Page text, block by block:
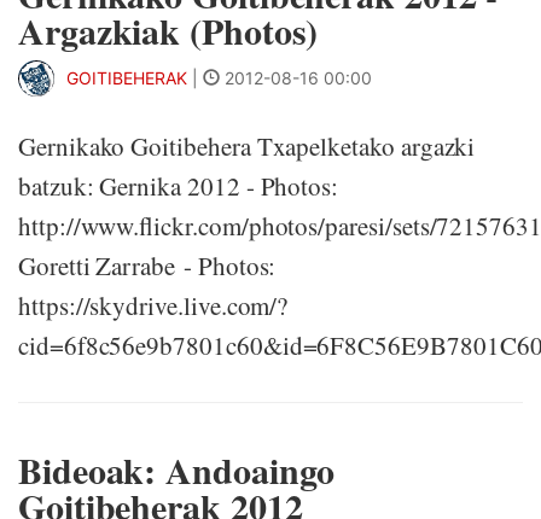
Argazkiak (Photos)
GOITIBEHERAK 2012-08-16 00:00
Gernikako Goitibehera Txapelketako argazki
batzuk: Gernika 2012 - Photos:
http://www.flickr.com/photos/paresi/sets/
Goretti Zarrabe - Photos:
https://skydrive.live.com/?
Bideoak: Andoaingo
Goitibeherak 2012